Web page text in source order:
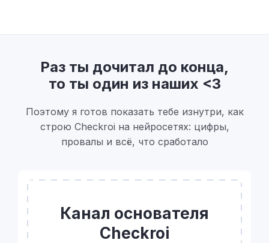
Раз ты дочитал до конца,
то ты один из наших <3
Поэтому я готов показать тебе изнутри, как
строю Checkroi на нейросетях: цифры,
провалы и всё, что сработало
Канал основателя
Checkroi